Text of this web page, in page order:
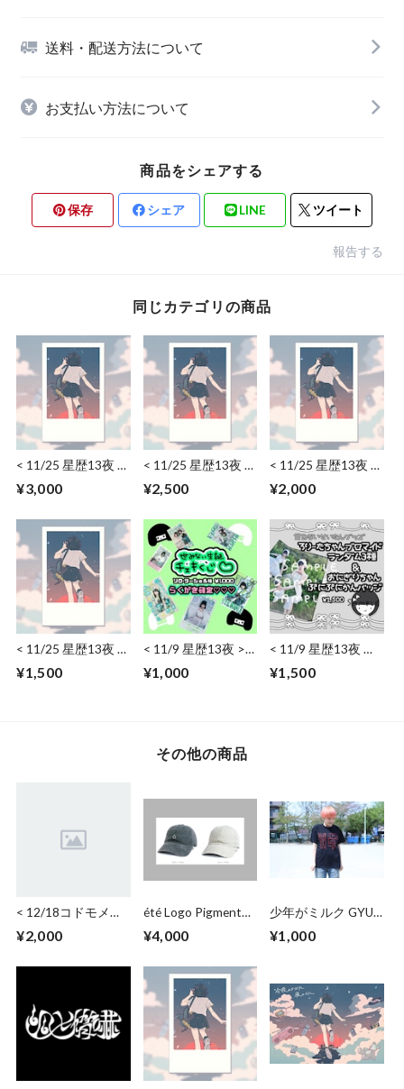
送料・配送方法について
お支払い方法について
商品をシェアする
保存 シェア LINE ツイート
報告する
同じカテゴリの商品
< 11/25 星歴13夜 >
付・サイン･コメン
¥3,000
< 11/25 星歴13夜 >
付・サイン）
¥2,500
< 11/25 星歴13夜 >
サイン・コメント）
¥2,000
< 11/25 星歴13夜 >
通常チェキ（日付・
サイン）
¥1,500
< 11/9 星歴13夜 >
世みない生誕チェキ
くじ♡
¥1,000
< 11/9 星歴13夜 世
みない > ろりーた
ちゃんブロマイド＆
¥1,500
その他の商品
< 12/18コドモメン
（日付・サイン・コ
¥2,000
été Logo Pigment
¥4,000
少年がミルク GYU
¥1,000